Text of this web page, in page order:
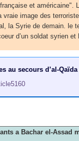
et américaine".
image des
la Syrie de demain. le
d’un soldat syrien
au secours d’al-
a Bachar el-Assad